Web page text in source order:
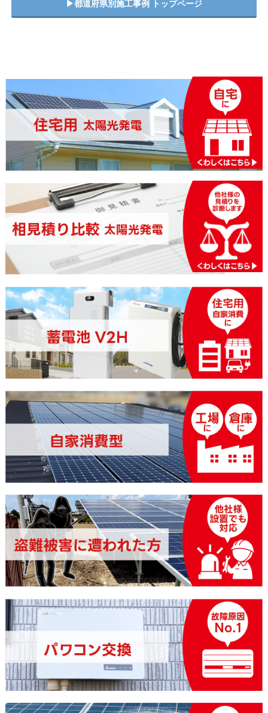
▶︎都道府県別施工事例 トップページ